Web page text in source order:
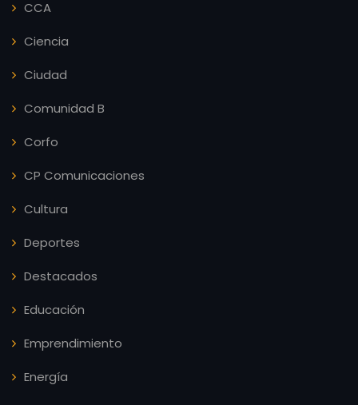
CCA
Ciencia
Ciudad
Comunidad B
Corfo
CP Comunicaciones
Cultura
Deportes
Destacados
Educación
Emprendimiento
Energía